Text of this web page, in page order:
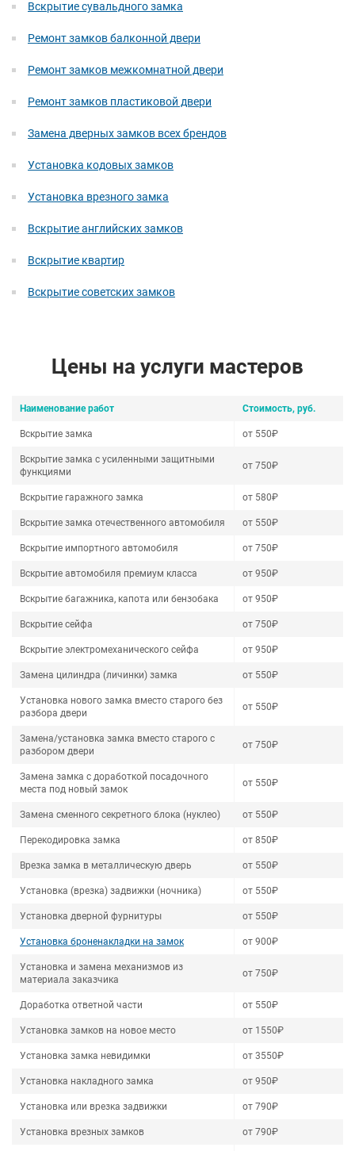
Вскрытие сувальдного замка
Ремонт замков балконной двери
Ремонт замков межкомнатной двери
Ремонт замков пластиковой двери
Замена дверных замков всех брендов
Установка кодовых замков
Установка врезного замка
Вскрытие английских замков
Вскрытие квартир
Вскрытие советских замков
Цены на услуги мастеров
Наименование работ Стоимость, руб.
Вскрытие замка от 550₽
Вскрытие замка с усиленными защитными
функциями
от 750₽
Вскрытие гаражного замка от 580₽
Вскрытие замка отечественного автомобиля от 550₽
Вскрытие импортного автомобиля от 750₽
Вскрытие автомобиля премиум класса от 950₽
Вскрытие багажника, капота или бензобака от 950₽
Вскрытие сейфа от 750₽
Вскрытие электромеханического сейфа от 950₽
Замена цилиндра (личинки) замка от 550₽
Установка нового замка вместо старого без
разбора двери
от 550₽
Замена/установка замка вместо старого с
разбором двери
от 750₽
Замена замка с доработкой посадочного
места под новый замок
от 550₽
Замена сменного секретного блока (нуклео) от 550₽
Перекодировка замка от 850₽
Врезка замка в металлическую дверь от 550₽
Установка (врезка) задвижки (ночника) от 550₽
Установка дверной фурнитуры от 550₽
Установка броненакладки на замок от 900₽
Установка и замена механизмов из
материала заказчика
от 750₽
Доработка ответной части от 550₽
Установка замков на новое место от 1550₽
Установка замка невидимки от 3550₽
Установка накладного замка от 950₽
Установка или врезка задвижки от 790₽
Установка врезных замков от 790₽